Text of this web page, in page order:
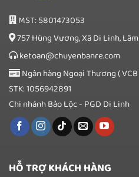
MST: 5801473053
757 Hùng Vương, Xã Di Linh,
ketoan@chuyenbanre.com
Ngân hàng Ngoại Thương (
STK: 1056942891
Chi nhánh Bảo Lộc - PGD Di Linh
HỖ TRỢ KHÁCH HÀNG